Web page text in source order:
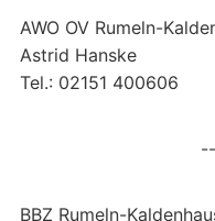
AWO OV Rumeln-
Astrid Hanske
Tel.: 02151 400606
BBZ Rumeln-